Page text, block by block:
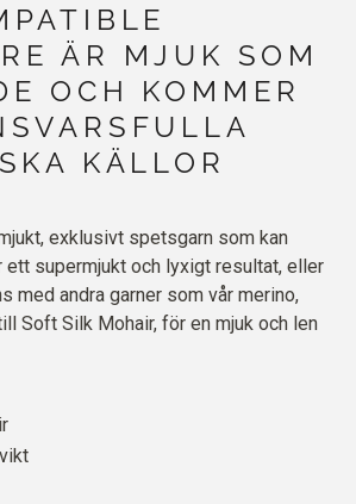
ÄR MJUK SOM
OCH KOMMER
KÄLLOR
exklusivt spetsgarn som kan
supermjukt och lyxigt resultat, eller
med andra garner som vår merino,
Soft Silk Mohair, för en mjuk och len